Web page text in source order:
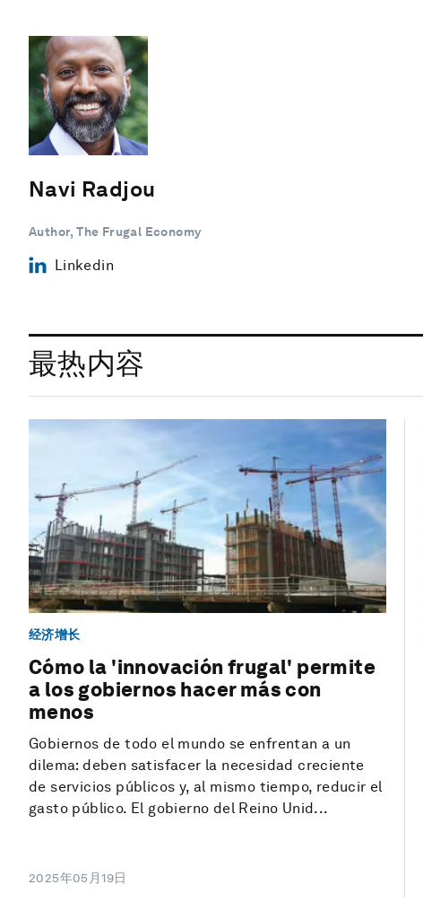
Navi Radjou
Author, The Frugal Economy
Linkedin
最热内容
经济增长
Cómo la 'innovación frugal' permite
a los gobiernos hacer más con
menos
Gobiernos de todo el mundo se enfrentan a un
dilema: deben satisfacer la necesidad creciente
de servicios públicos y, al mismo tiempo, reducir el
gasto público. El gobierno del Reino Unid...
2025年05月19日